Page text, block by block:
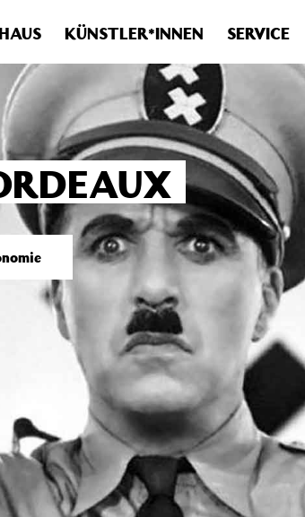
Verwende stattdessen get_permalink(). in
KÜNSTLER*INNEN SERVICE